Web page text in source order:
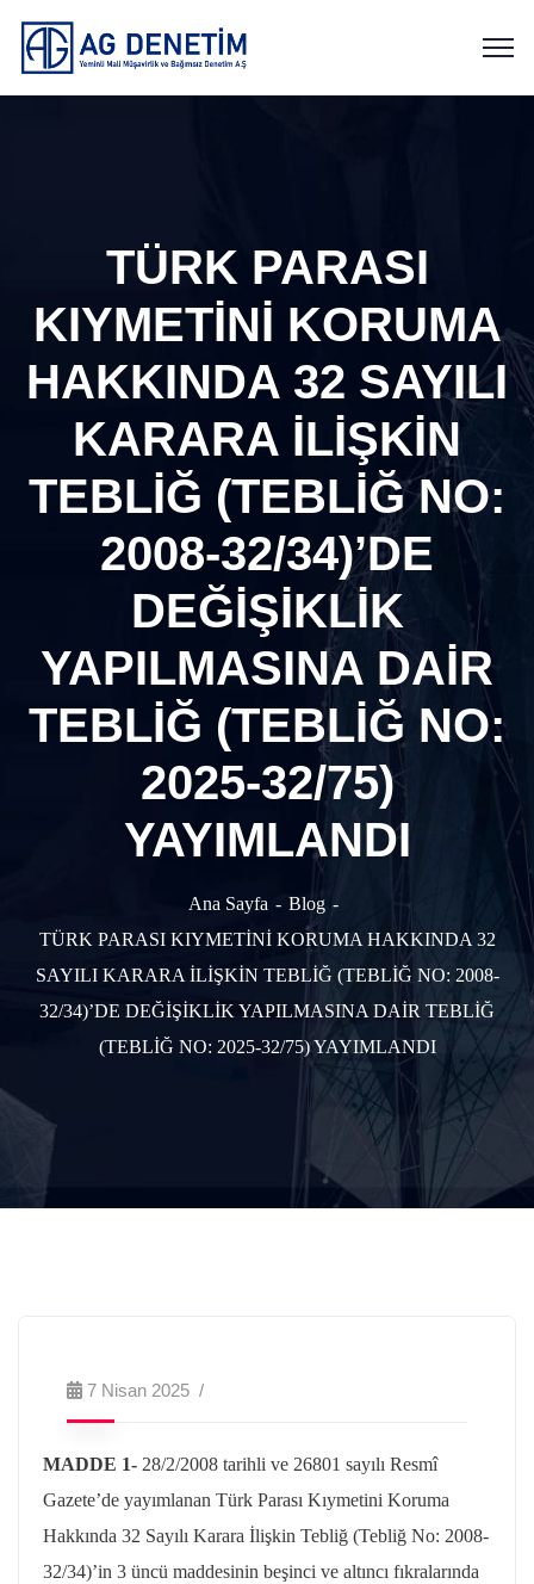
TÜRK PARASI
KIYMETİNİ KORUMA
HAKKINDA 32 SAYILI
KARARA İLİŞKİN
TEBLİĞ (TEBLİĞ NO:
2008-32/34)’DE
DEĞİŞİKLİK
YAPILMASINA DAİR
TEBLİĞ (TEBLİĞ NO:
2025-32/75)
YAYIMLANDI
Ana Sayfa
Blog
TÜRK PARASI KIYMETİNİ KORUMA HAKKINDA 32
SAYILI KARARA İLİŞKİN TEBLİĞ (TEBLİĞ NO: 2008-
32/34)’DE DEĞİŞİKLİK YAPILMASINA DAİR TEBLİĞ
(TEBLİĞ NO: 2025-32/75) YAYIMLANDI
7 Nisan 2025
MADDE 1- 28/2/2008 tarihli ve 26801 sayılı Resmî
Gazete’de yayımlanan Türk Parası Kıymetini Koruma
Hakkında 32 Sayılı Karara İlişkin Tebliğ (Tebliğ No: 2008-
32/34)’in 3 üncü maddesinin beşinci ve altıncı fıkralarında